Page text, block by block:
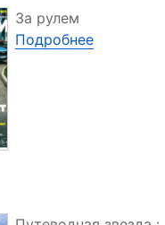
За рулем
Подробнее